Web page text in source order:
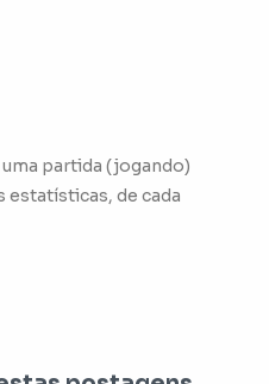
partida (jogando)
estatísticas, de cada